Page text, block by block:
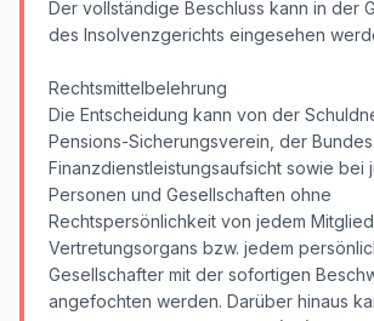
Der vollständige Beschluss kann in der
des Insolvenzgerichts eingesehen
Rechtsmittelbelehrung
Die Entscheidung kann von der
Pensions-Sicherungsverein, der
Finanzdienstleistungsaufsicht sowie bei
Personen und Gesellschaften ohne
Rechtspersönlichkeit von jedem
Vertretungsorgans bzw. jedem
Gesellschafter mit der sofortigen
angefochten werden. Darüber hinaus